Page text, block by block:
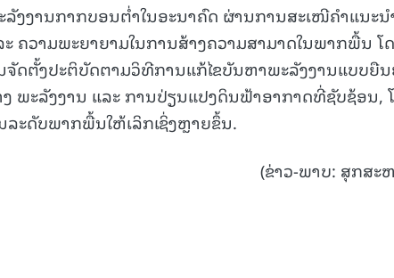
ງງານກາກບອນຕໍ່າໃນອະນາຄົດ ຜ່ານການສະເໜີຄໍາແນະນໍ
ຄວາມພະຍາຍາມໃນການສ້າງຄວາມສາມາດໃນພາກພື້ນ ໂ
ຕັ້ງປະຕິບັດຕາມວິທີການແກ້ໄຂບັນຫາພະລັງງານແບບຍືນ
ພະລັງງານ ແລະ ການປ່ຽນແປງດິນຟ້າອາກາດທີ່ຊັບຊ້ອນ,
ລະດັບພາກພື້ນໃຫ້ເລິກເຊິ່ງຫຼາຍຂຶ້ນ.
(ຂ່າວ-ພາບ: ສຸກສະ